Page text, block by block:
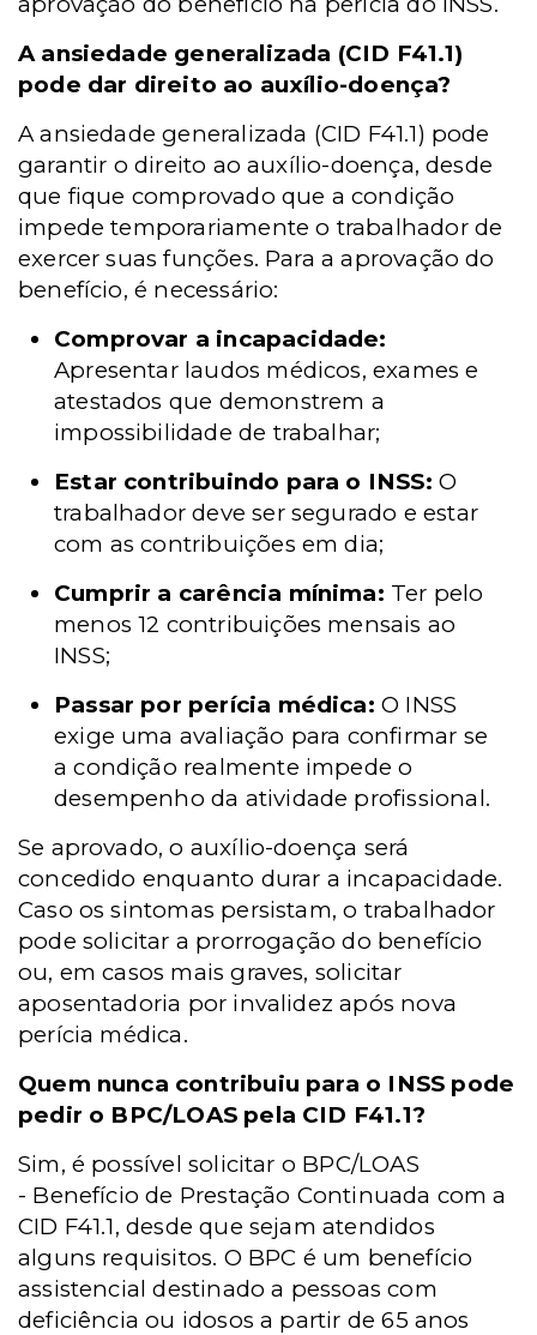
A ansiedade generalizada (CID F41.1)
pode dar direito ao auxílio-doença?
A ansiedade generalizada (CID F41.1) pode
garantir o direito ao auxílio-doença, desde
que fique comprovado que a condição
impede temporariamente o trabalhador de
exercer suas funções. Para a aprovação do
benefício, é necessário:
Comprovar a incapacidade:
Apresentar laudos médicos, exames e
atestados que demonstrem a
impossibilidade de trabalhar;
Estar contribuindo para o INSS: O
trabalhador deve ser segurado e estar
com as contribuições em dia;
Cumprir a carência mínima: Ter pelo
menos 12 contribuições mensais ao
INSS;
Passar por perícia médica: O INSS
exige uma avaliação para confirmar se
a condição realmente impede o
desempenho da atividade profissional.
Se aprovado, o auxílio-doença será
concedido enquanto durar a incapacidade.
Caso os sintomas persistam, o trabalhador
pode solicitar a prorrogação do benefício
ou, em casos mais graves, solicitar
aposentadoria por invalidez após nova
perícia médica.
Quem nunca contribuiu para o INSS pode
pedir o BPC/LOAS pela CID F41.1?
Sim, é possível solicitar o BPC/LOAS
- Benefício de Prestação Continuada com a
CID F41.1, desde que sejam atendidos
alguns requisitos. O BPC é um benefício
assistencial destinado a pessoas com
deficiência ou idosos a partir de 65 anos